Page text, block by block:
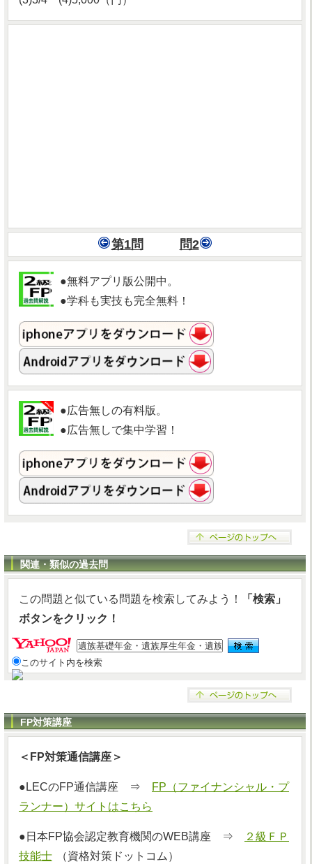
第1問 問2
●無料アプリ版公開中。
●学科も実技も完全無料！
●広告無しの有料版。
●広告無しで集中学習！
関連・類似の過去問
この問題と似ている問題を検索してみよう！
「検索」
ボタンをクリック！
このサイト内を検索
FP対策講座
＜FP対策通信講座＞
●LECのFP通信講座 ⇒
FP（ファイナンシャル・プ
ランナー）サイトはこちら
●日本FP協会認定教育機関のWEB講座 ⇒
２級ＦＰ
技能士
（資格対策ドットコム）